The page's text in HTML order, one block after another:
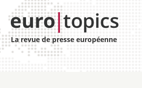
La revue de presse européenne